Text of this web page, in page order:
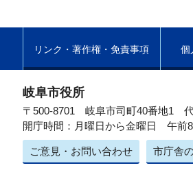
リンク・著作権・免責事項 個
岐阜市役所
〒500-8701 岐阜市司町40番地1
開庁時間：月曜日から金曜日 午前8
ご意見・お問い合わせ 市庁舎